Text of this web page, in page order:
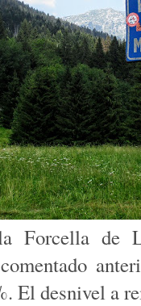
Forcella de
El desnivel a